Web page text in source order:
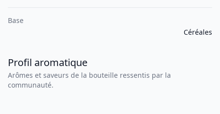
Base
Céréales
Profil aromatique
Arômes et saveurs de la bouteille ressentis par la
communauté.